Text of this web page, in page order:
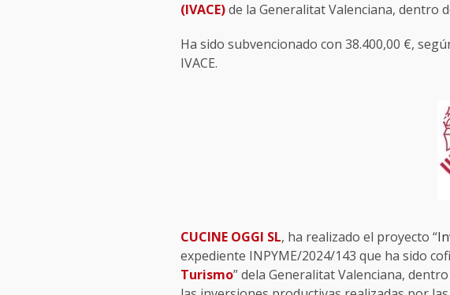
(IVACE)de la Generalitat Valenciana, dentro
Ha sido subvencionado con 38.400,00 €,
IVACE.
CUCINE OGGI SL, ha realizado el proyecto “
expediente INPYME/2024/143 que ha sido
Turismo” dela Generalitat Valenciana,